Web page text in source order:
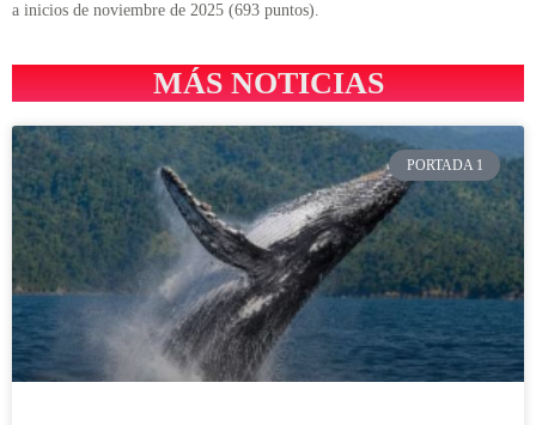
a inicios de noviembre de 2025 (693 puntos).
MÁS NOTICIAS
PORTADA 1